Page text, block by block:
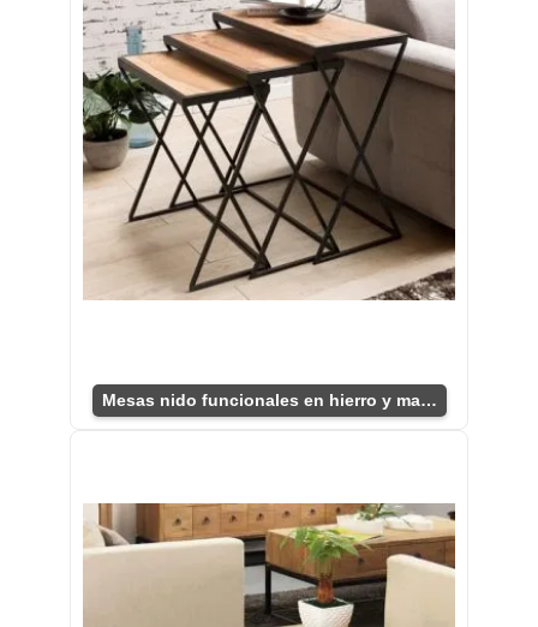
Mesas nido funcionales en hierro y madera